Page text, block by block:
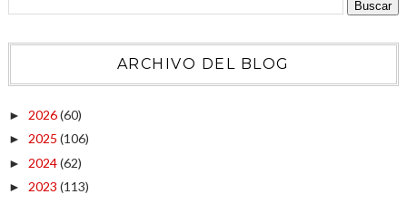
ARCHIVO DEL BLOG
► 2026(60)
► 2025 (106)
► 2024(62)
► 2023 (113)